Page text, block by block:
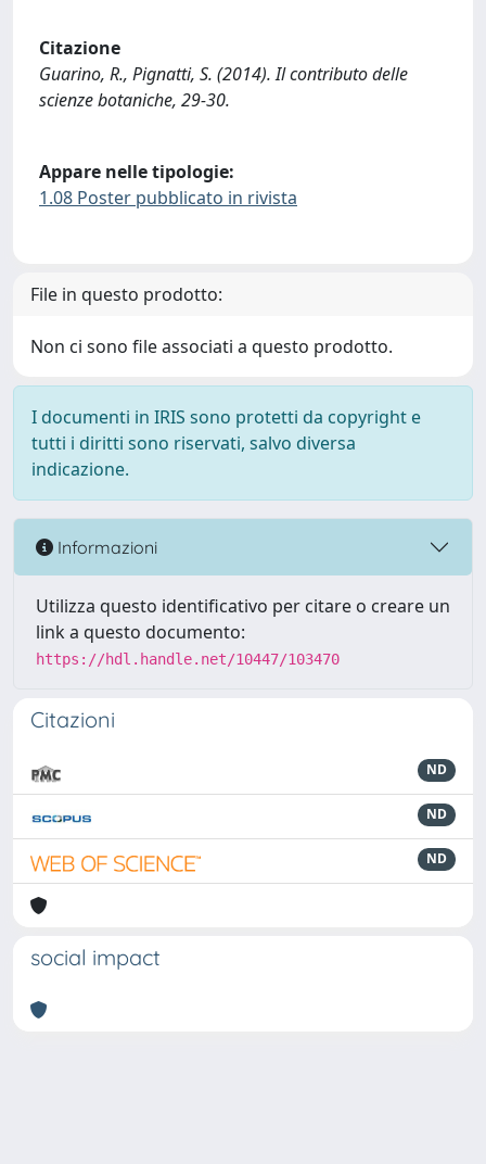
Citazione
Guarino, R., Pignatti, S. (2014). Il contributo delle
scienze botaniche, 29-30.
Appare nelle tipologie:
1.08 Poster pubblicato in rivista
File in questo prodotto:
Non ci sono file associati a questo prodotto.
I documenti in IRIS sono protetti da copyright e
tutti i diritti sono riservati, salvo diversa
indicazione.
Informazioni
Utilizza questo identificativo per citare o creare un
link a questo documento:
https://hdl.handle.net/10447/103470
Citazioni
ND
ND
ND
social impact